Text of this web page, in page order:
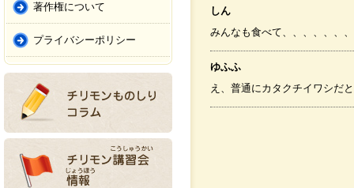
著作権について
プライバシーポリシー
しん
みんなも食べて、、、、、、
ゆふふ
え、普通にカタクチイワシだ